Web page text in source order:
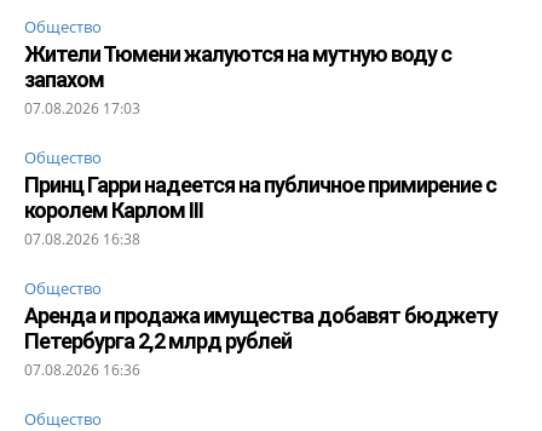
Общество
Жители Тюмени жалуются на мутную воду с
запахом
07.08.2026 17:03
Общество
Принц Гарри надеется на публичное примирение с
королем Карлом III
07.08.2026 16:38
Общество
Аренда и продажа имущества добавят бюджету
Петербурга 2,2 млрд рублей
07.08.2026 16:36
Общество